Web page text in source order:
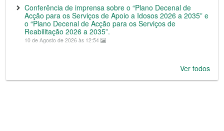
Conferência de imprensa sobre o “Plano Decenal de
Acção para os Serviços de Apoio a Idosos 2026 a 2035” e
o “Plano Decenal de Acção para os Serviços de
Reabilitação 2026 a 2035”.
10 de Agosto de 2026 às 12:54
Ver todos